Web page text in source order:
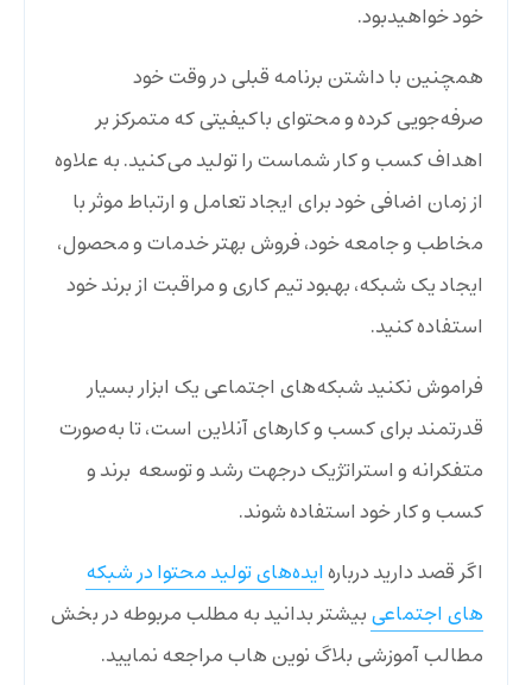
خود خواهید‌بود.
همچنین با داشتن برنامه قبلی در وقت خود
صرفه‌جویی کرده و محتوای باکیفیتی که متمرکز بر
اهداف کسب و کار شماست را تولید می‌کنید. به علاوه
از زمان اضافی خود برای ایجاد تعامل و ارتباط موثر با
مخاطب و جامعه خود، فروش بهتر خدمات و محصول،
ایجاد یک شبکه، بهبود تیم کاری و مراقبت از برند خود
استفاده کنید.
فراموش نکنید شبکه‌های اجتماعی یک ابزار بسیار
قدرتمند برای کسب و کار‌‌های آنلاین است، تا به‌صورت
متفکرانه و استراتژیک درجهت رشد و توسعه برند و
کسب و کار خود استفاده شوند.
اگر قصد دارید دربارهایده‌های تولید محتوا در شبکه
های اجتماعیبیشتر بدانید به مطلب مربوطه در بخش
مطالب آموزشی بلاگ نوین هاب مراجعه نمایید.